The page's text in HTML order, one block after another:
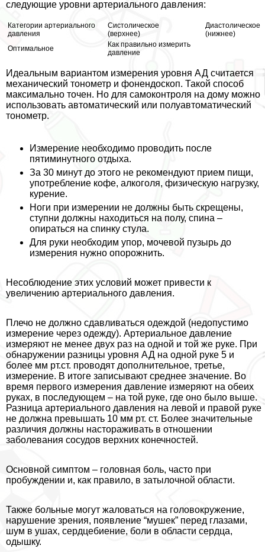
следующие уровни артериального давления:
Категории артериального
давления
Систолическое
(верхнее)
Диастолическое
(нижнее)
Оптимальное
Как правильно измерить
давление
Идеальным вариантом измерения уровня АД считается
механический тонометр и фонендоскоп. Такой способ
максимально точен. Но для самоконтроля на дому можно
использовать автоматический или полуавтоматический
тонометр.
Измерение необходимо проводить после
пятиминутного отдыха.
За 30 минут до этого не рекомендуют прием пищи,
употрeбление кофе, алкоголя, физическую нагрузку,
курение.
Ноги при измерении не должны быть скрещены,
ступни должны находиться на полу, спина –
опираться на спинку стула.
Для руки необходим упор, мочевой пузырь до
измерения нужно oпopoжнить.
Несоблюдение этих условий может привести к
увеличению артериального давления.
Плечо не должно сдавливаться одеждой (недопустимо
измерение через одежду). Артериальное давление
измеряют не менее двух раз на одной и той же руке. При
обнаружении разницы уровня АД на одной руке 5 и
более мм рт.ст. проводят дополнительное, третье,
измерение. В итоге записывают среднее значение. Во
время первого измерения давление измеряют на обеих
руках, в последующем – на той руке, где оно было выше.
Разница артериального давления на левой и правой руке
не должна превышать 10 мм рт. ст. Более значительные
различия должны настораживать в отношении
заболевания сосудов верхних конечностей.
Основной симптом – головная боль, часто при
пробуждении и, как правило, в затылочной области.
Также больные могут жаловаться на головокружение,
нарушение зрения, появление “мушек” перед глазами,
шум в ушах, сердцебиение, боли в области сердца,
одышку.